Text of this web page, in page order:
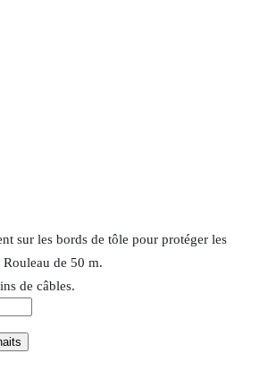
sur les bords de tôle pour protéger les
de 50 m.
de câbles.